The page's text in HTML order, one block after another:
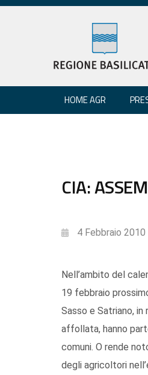
HOME AGR
CIA:
4 Febbraio 2010
Nell’ambito del
19 febbraio
Sasso e Satriano,
affollata, hanno
comuni. O rende
degli agricoltori